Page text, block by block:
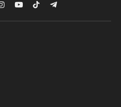
InstagramYouTubeTikTokTelegram